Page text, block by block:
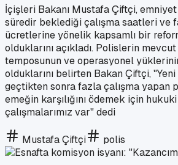
İçişleri Bakanı Mustafa Çiftçi, emniyet
süredir beklediği çalışma saatleri ve
ücretlerine yönelik kapsamlı bir
olduklarını açıkladı. Polislerin
temposunun ve operasyonel
olduklarını belirten Bakan Çiftçi,
geçtikten sonra fazla çalışma yapan
emeğin karşılığını ödemek için
çalışmalarımız var" dedi
Mustafa Çiftçi polis